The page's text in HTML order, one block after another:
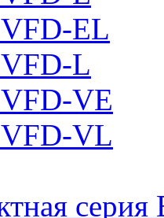
EL
L
VE
VL
серия